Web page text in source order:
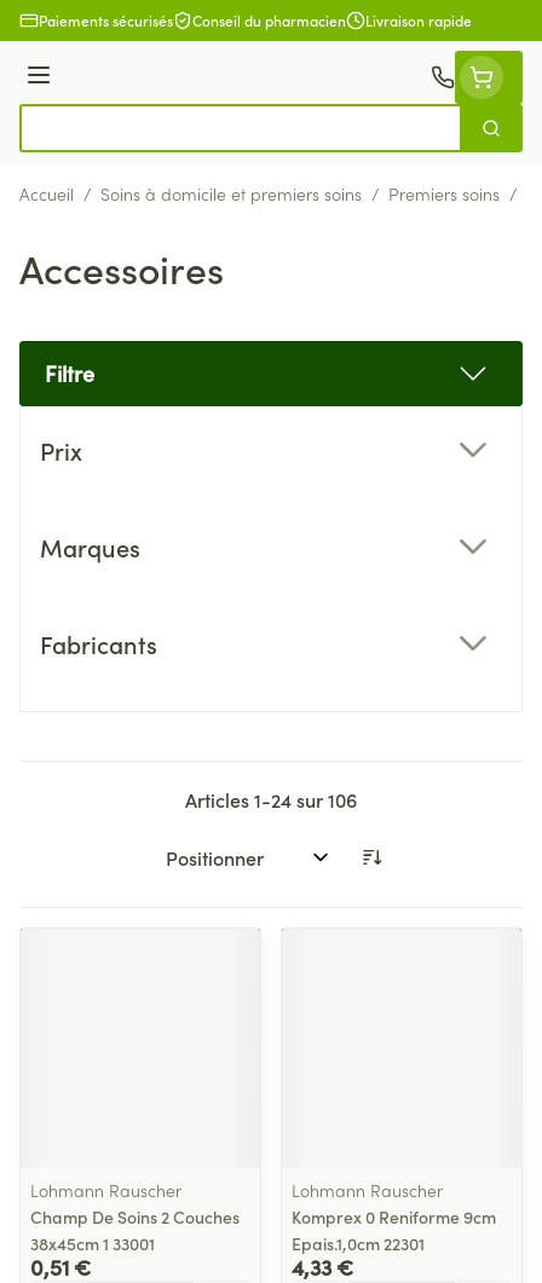
Aller au contenu
Paiements sécurisés Conseil du pharmacien Livraison rapide
Menu
Accueil / Soins à domicile et premiers soins / Premiers soins /
Accessoires
Filtre
Prix
Marques
Fabricants
Articles1-24sur106
Trier par:
Lohmann Rauscher
Champ De Soins 2 Couches
38x45cm 1 33001
0,51 €
Lohmann Rauscher
Komprex 0 Reniforme 9cm
Epais.1,0cm 22301
4,33 €